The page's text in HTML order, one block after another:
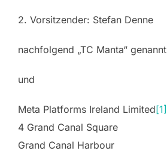
2. Vorsitzender: Stefan Denne
nachfolgend „TC Manta“ genannt
und
Meta Platforms Ireland Limited[1]
4 Grand Canal Square
Grand Canal Harbour